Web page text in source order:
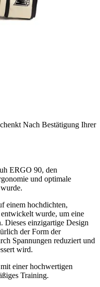
Nach Bestätigung Ihrer
ERGO 90, den
und optimale
einem hochdichten,
wurde, um eine
Dieses einzigartige Design
der Form der
Spannungen reduziert und
wird.
einer hochwertigen
Training.